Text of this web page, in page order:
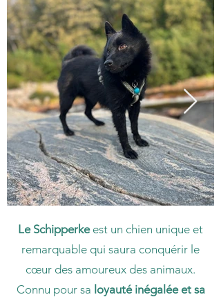
Le Schipperke est un chien unique et
remarquable qui saura conquérir le
cœur des amoureux des animaux.
Connu pour sa loyauté inégalée et sa